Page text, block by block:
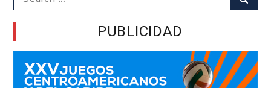
for:
PUBLICIDAD